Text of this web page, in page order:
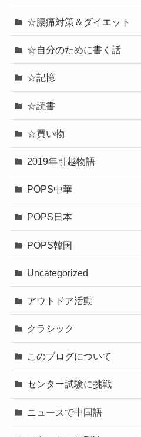
☆腰痛対策＆ダイエット
☆自分のために書く話
☆記憶
☆読書
☆買い物
2019年引越物語
POPS中華
POPS日本
POPS韓国
Uncategorized
アウトドア活動
クラシック
このブログについて
センター試験に挑戦
ニュースで中国語